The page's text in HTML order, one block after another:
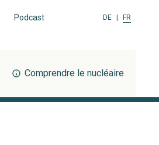
Podcast DE FR
Comprendre le nucléaire